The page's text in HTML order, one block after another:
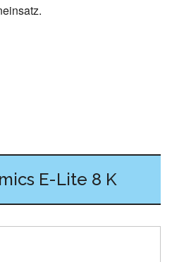
E-Lite 8 K